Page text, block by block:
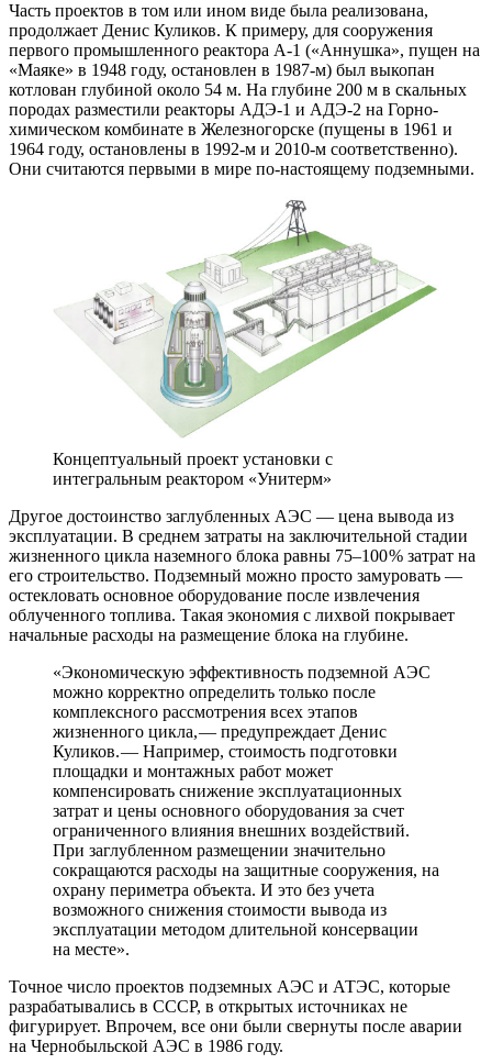
Часть проектов в том или ином виде была реализована,
продолжает Денис Куликов. К примеру, для сооружения
первого промышленного реактора А‑1 («Аннушка», пущен на
«Маяке» в 1948 году, остановлен в 1987‑м) был выкопан
котлован глубиной около 54 м. На глубине 200 м в скальных
породах разместили реакторы АДЭ‑1 и АДЭ‑2 на Горно-
химическом комбинате в Железногорске (пущены в 1961 и
1964 году, остановлены в 1992‑м и 2010‑м соответственно).
Они считаются первыми в мире по-настоящему подземными.
Концептуальный проект установки с
интегральным реактором «Унитерм»
Другое достоинство заглубленных АЭС — ​цена вывода из
эксплуатации. В среднем затраты на заключительной стадии
жизненного цикла наземного блока равны 75–100 % затрат на
его строительство. Подземный можно просто замуровать — ​
остекловать основное оборудование после извлечения
облученного топлива. Такая экономия с лихвой покрывает
начальные расходы на размещение блока на глубине.
«Экономическую эффективность подземной АЭС
можно корректно определить только после
комплексного рассмотрения всех этапов
жизненного цикла, — ​предупреждает Денис
Куликов. — ​Например, стоимость подготовки
площадки и монтажных работ может
компенсировать снижение эксплуатационных
затрат и цены основного оборудования за счет
ограниченного влияния внешних воздействий.
При заглубленном размещении значительно
сокращаются расходы на защитные сооружения, на
охрану периметра объекта. И это без учета
возможного снижения стоимости вывода из
эксплуатации методом длительной консервации
на месте».
Точное число проектов подземных АЭС и АТЭС, которые
разрабатывались в СССР, в открытых источниках не
фигурирует. Впрочем, все они были свернуты после аварии
на Чернобыльской АЭС в 1986 году.